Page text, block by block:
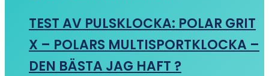
TEST AV PULSKLOCKA: POLAR GRIT
X – POLARS MULTISPORTKLOCKA –
DEN BÄSTA JAG HAFT ?